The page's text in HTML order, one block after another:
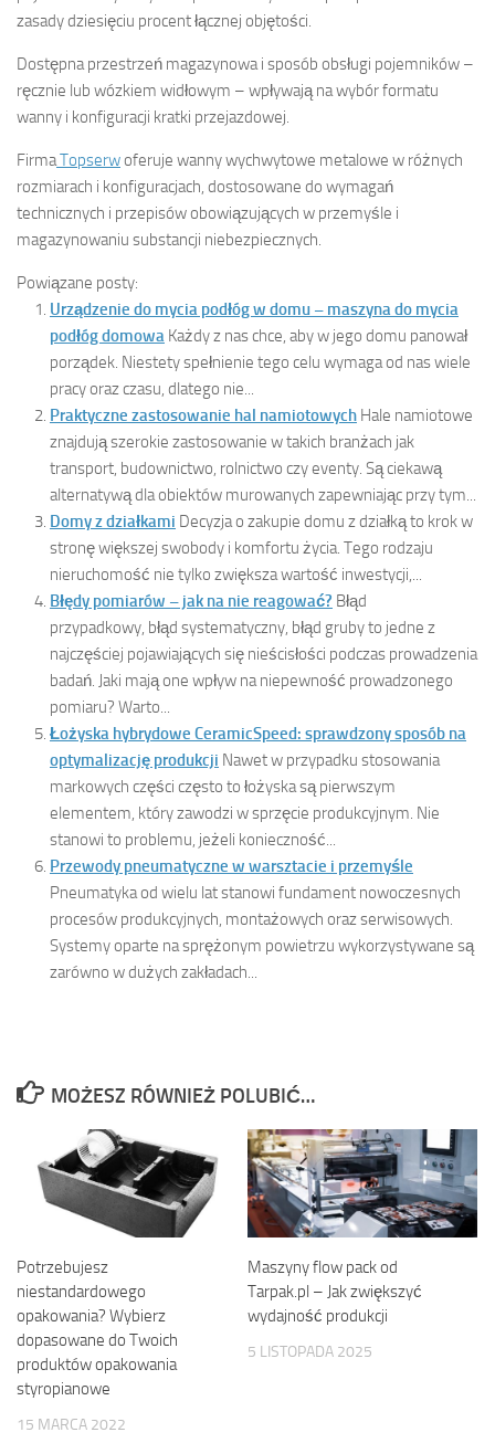
zasady dziesięciu procent łącznej objętości.
Dostępna przestrzeń magazynowa i sposób obsługi pojemników –
ręcznie lub wózkiem widłowym – wpływają na wybór formatu
wanny i konfiguracji kratki przejazdowej.
FirmaTopserwoferuje wanny wychwytowe metalowe w różnych
rozmiarach i konfiguracjach, dostosowane do wymagań
technicznych i przepisów obowiązujących w przemyśle i
magazynowaniu substancji niebezpiecznych.
Powiązane posty:
Urządzenie do mycia podłóg w domu – maszyna do mycia
podłóg domowa Każdy z nas chce, aby w jego domu panował
porządek. Niestety spełnienie tego celu wymaga od nas wiele
pracy oraz czasu, dlatego nie...
Praktyczne zastosowanie hal namiotowych Hale namiotowe
znajdują szerokie zastosowanie w takich branżach jak
transport, budownictwo, rolnictwo czy eventy. Są ciekawą
alternatywą dla obiektów murowanych zapewniając przy tym...
Domy z działkami Decyzja o zakupie domu z działką to krok w
stronę większej swobody i komfortu życia. Tego rodzaju
nieruchomość nie tylko zwiększa wartość inwestycji,...
Błędy pomiarów – jak na nie reagować? Błąd
przypadkowy, błąd systematyczny, błąd gruby to jedne z
najczęściej pojawiających się nieścisłości podczas prowadzenia
badań. Jaki mają one wpływ na niepewność prowadzonego
pomiaru? Warto...
Łożyska hybrydowe CeramicSpeed: sprawdzony sposób na
optymalizację produkcji Nawet w przypadku stosowania
markowych części często to łożyska są pierwszym
elementem, który zawodzi w sprzęcie produkcyjnym. Nie
stanowi to problemu, jeżeli konieczność...
Przewody pneumatyczne w warsztacie i przemyśle
Pneumatyka od wielu lat stanowi fundament nowoczesnych
procesów produkcyjnych, montażowych oraz serwisowych.
Systemy oparte na sprężonym powietrzu wykorzystywane są
zarówno w dużych zakładach...
MOŻESZ RÓWNIEŻ POLUBIĆ…
Potrzebujesz
niestandardowego
opakowania? Wybierz
dopasowane do Twoich
produktów opakowania
styropianowe
15 MARCA 2022
Maszyny flow pack od
Tarpak.pl – Jak zwiększyć
wydajność produkcji
5 LISTOPADA 2025